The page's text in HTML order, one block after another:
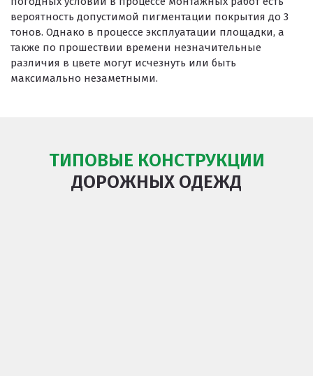
вероятность допустимой пигментации покрытия до 3
тонов. Однако в процессе эксплуатации площадки, а
также по прошествии времени незначительные
различия в цвете могут исчезнуть или быть
максимально незаметными.
ТИПОВЫЕ КОНСТРУКЦИИ
ДОРОЖНЫХ ОДЕЖД